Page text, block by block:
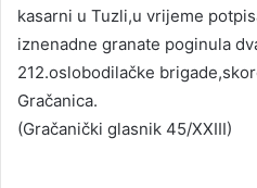
kasarni u Tuzli,u vrijeme
iznenadne granate poginula
212.oslobodilačke
Gračanica.
(Gračanički glasnik 45/XXIII)